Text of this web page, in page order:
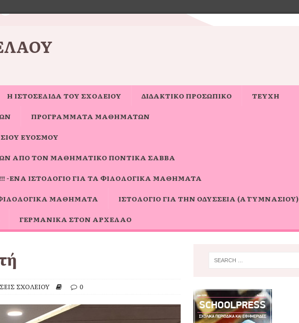
Η ΙΣΤΟΣΕΛΊΔΑ ΤΟΥ ΣΧΟΛΕΊΟΥ ΔΙΔΑΚΤΙΚΟ ΠΡΟΣΩΠΙΚΟ ΤΕΥΧΗ
ΠΡΟΓΡΑΜΜΑΤΑ ΜΑΘΗΜΑΤΩΝ
ΕΥΌΣΜΟΥ
ΑΠΌ ΤΟΝ ΜΑΘΗΜΑΤΙΚΌ ΠΟΝΤΊΚΑ ΣΆΒΒΑ
-ΈΝΑ ΙΣΤΟΛΌΓΙΟ ΓΙΑ ΤΑ ΦΙΛΟΛΟΓΙΚΆ ΜΑΘΉΜΑΤΑ
ΜΑΘΉΜΑΤΑ ΙΣΤΟΛΌΓΙΟ ΓΙΑ ΤΗΝ ΟΔΎΣΣΕΙΑ (Α΄ ΓΥΜΝΑΣΊΟΥ)
ΓΕΡΜΑΝΙΚΆ ΣΤΟΝ ΑΡΧΈΛΑΟ
ΣΧΟΛΕΙΟΥ 0